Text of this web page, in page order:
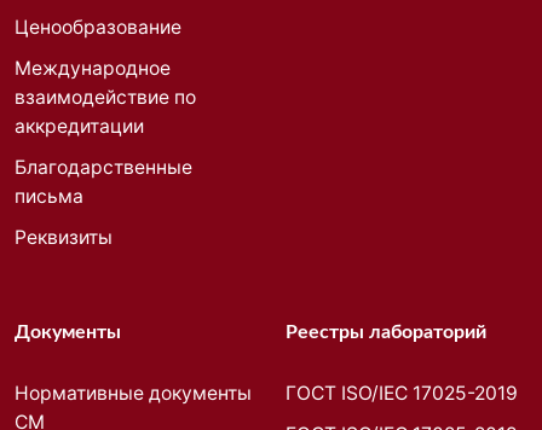
Ценообразование
Международное
взаимодействие по
аккредитации
Благодарственные
письма
Реквизиты
Документы
Нормативные документы
СМ
Реестры лабораторий
ГОСТ ISO/IEC 17025-2019